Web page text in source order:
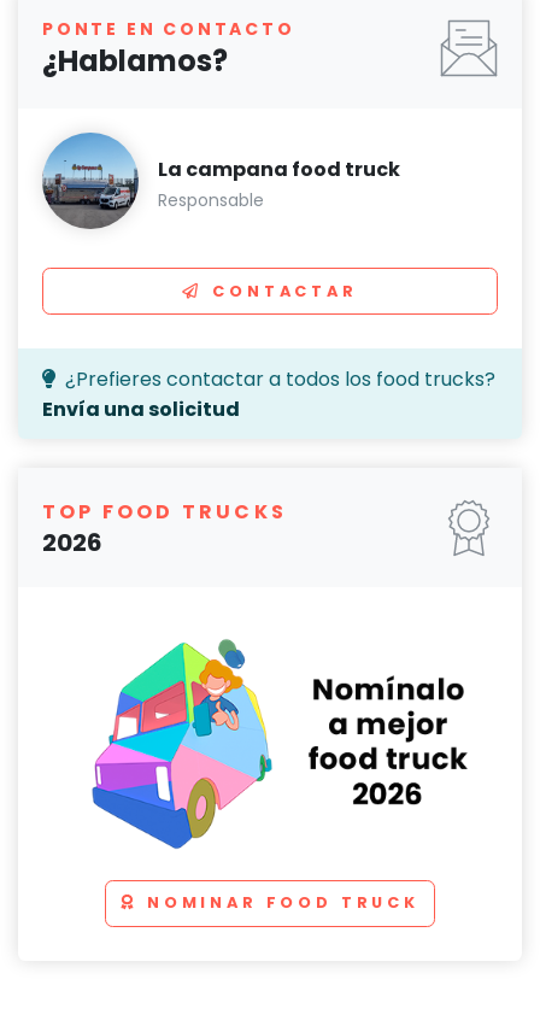
PONTE EN CONTACTO
¿Hablamos?
La campana food truck
Responsable
CONTACTAR
¿Prefieres contactar a todos los food trucks?
Envía una solicitud
TOP FOOD TRUCKS
2026
NOMINAR FOOD TRUCK